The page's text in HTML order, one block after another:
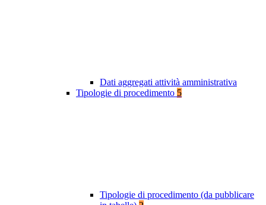
Dati aggregati attività amministrativa
Tipologie di procedimento 5
Tipologie di procedimento (da pubblicare